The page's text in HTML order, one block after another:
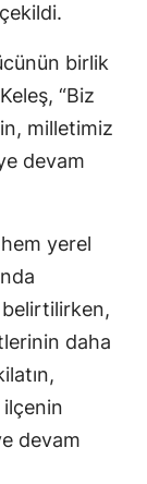
birlik
“Biz
milletimiz
devam
hem yerel
belirtilirken,
daha
devam